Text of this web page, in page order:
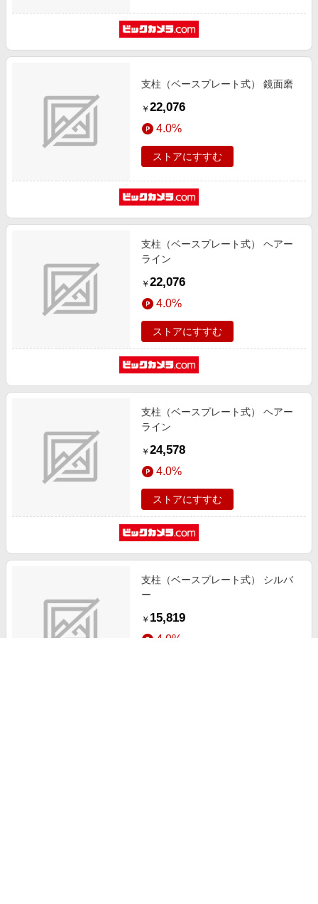
支柱（ベースプレート式） 鏡面磨
￥ 22,076
4.0%
ストアにすすむ
支柱（ベースプレート式） ヘアー
ライン
￥ 22,076
4.0%
ストアにすすむ
支柱（ベースプレート式） ヘアー
ライン
￥ 24,578
4.0%
ストアにすすむ
支柱（ベースプレート式） シルバ
ー
￥ 15,819
4.0%